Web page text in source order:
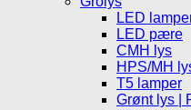
LED
LED pære
CMH lys
HPS/MH
T5 lamper
Grønt lys |